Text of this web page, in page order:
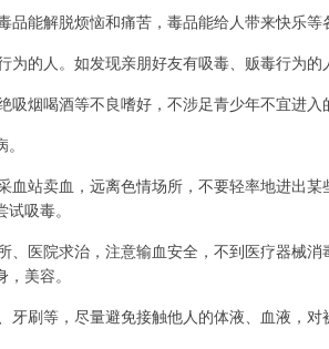
能解脱烦恼和痛苦，毒品能给人带来快乐等
的人。如发现亲朋好友有吸毒、贩毒行为的
烟喝酒等不良嗜好，不涉足青少年不宜进入
站卖血，远离色情场所，不要轻率地进出某
吸毒。
医院求治，注意输血安全，不到医疗器械消
美容。
刷等，尽量避免接触他人的体液、血液，对